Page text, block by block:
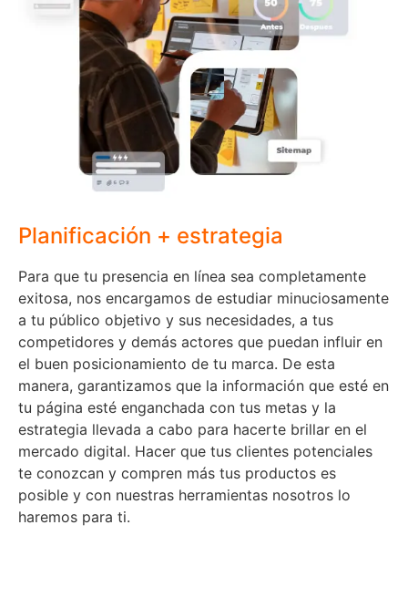
Planificación + estrategia
Para que tu presencia en línea sea completamente
exitosa, nos encargamos de estudiar minuciosamente
a tu público objetivo y sus necesidades, a tus
competidores y demás actores que puedan influir en
el buen posicionamiento de tu marca. De esta
manera, garantizamos que la información que esté en
tu página esté enganchada con tus metas y la
estrategia llevada a cabo para hacerte brillar en el
mercado digital. Hacer que tus clientes potenciales
te conozcan y compren más tus productos es
posible y con nuestras herramientas nosotros lo
haremos para ti.